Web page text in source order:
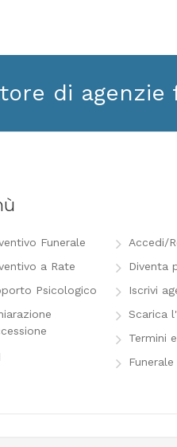
di agenzie
Funerale
a Rate
Psicologico
Accedi/
Diventa
Iscrivi
Scarica
Termini